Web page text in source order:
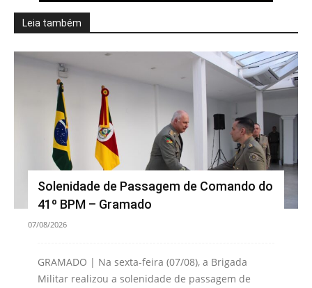
Leia também
Solenidade de Passagem de Comando do
41º BPM – Gramado
07/08/2026
GRAMADO | Na sexta-feira (07/08), a Brigada
Militar realizou a solenidade de passagem de